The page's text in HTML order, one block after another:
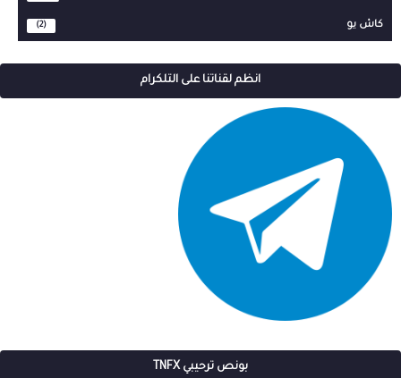
كاش يو (2)
انظم لقناتنا على التلكرام
بونص ترحيبي TNFX